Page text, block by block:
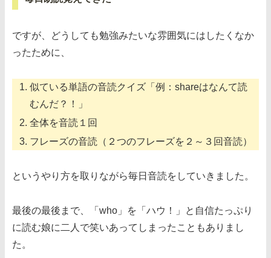
ですが、どうしても勉強みたいな雰囲気にはしたくなか
ったために、
似ている単語の音読クイズ「例：shareはなんて読
むんだ？！」
全体を音読１回
フレーズの音読（２つのフレーズを２～３回音読）
というやり方を取りながら毎日音読をしていきました。
最後の最後まで、「who」を「ハウ！」と自信たっぷり
に読む娘に二人で笑いあってしまったこともありまし
た。